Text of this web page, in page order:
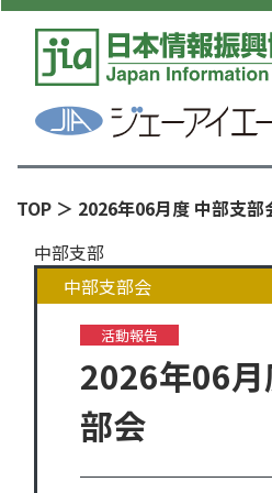
TOP ＞ 2026年06月度 中部支部
中部支部
中部支部会
活動報告
2026年06月
部会